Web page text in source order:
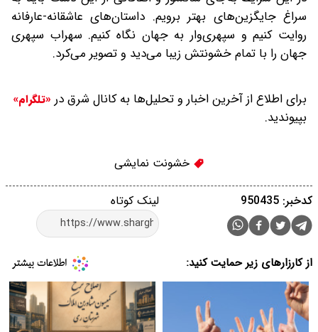
سراغ جایگزین‌های بهتر برویم. داستان‌های عاشقانه-عارفانه
روایت کنیم و سپهری‌وار به جهان نگاه کنیم. سهراب سپهری
جهان را با تمام خشونتش زیبا می‌دید و تصویر می‌کرد.
برای اطلاع از آخرین اخبار و تحلیل‌ها به کانال شرق در «تلگرام»
بپیوندید.
خشونت نمایشی
لینک کوتاه کدخبر: 950435
از کارزارهای زیر حمایت کنید: